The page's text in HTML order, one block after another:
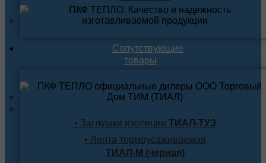
Сопутствующие
товары
• Заглушки изоляции ТИАЛ-ТУЗ
• Лента термоусаживаемая
ТИАЛ-М (черная)